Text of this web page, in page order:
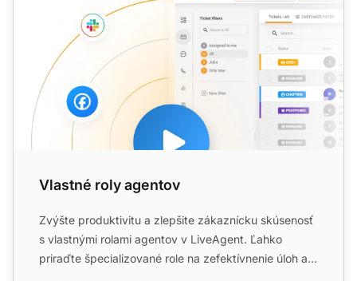
Vlastné roly agentov
Zvýšte produktivitu a zlepšite zákaznícku skúsenosť
s vlastnými rolami agentov v LiveAgent. Ľahko
priraďte špecializované role na zefektívnenie úloh a